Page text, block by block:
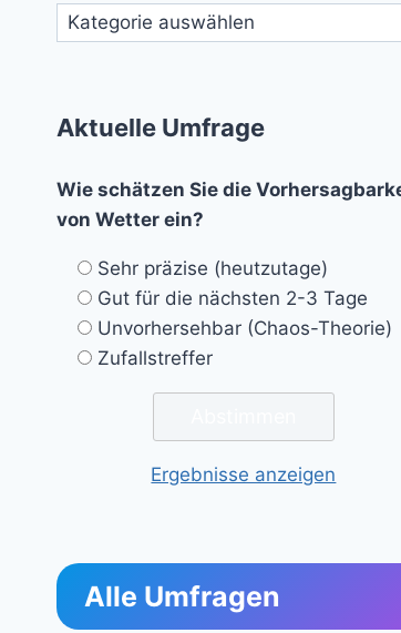
Aktuelle Umfrage
Wie schätzen Sie die
von Wetter ein?
Sehr präzise (heutzutage)
Gut für die nächsten 2-3 Tage
Unvorhersehbar (Chaos-Theorie)
Zufallstreffer
Ergebnisse anzeigen
Alle Umfragen